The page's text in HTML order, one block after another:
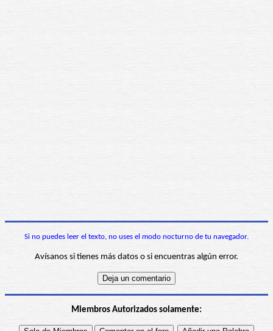
Si no puedes leer el texto, no uses el modo nocturno de tu navegador.
Avísanos si tienes más datos o si encuentras algún error.
Miembros Autorizados solamente: